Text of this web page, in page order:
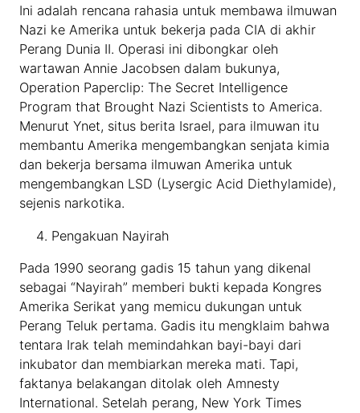
Ini adalah rencana rahasia untuk membawa ilmuwan
Nazi ke Amerika untuk bekerja pada CIA di akhir
Perang Dunia II. Operasi ini dibongkar oleh
wartawan Annie Jacobsen dalam bukunya,
Operation Paperclip: The Secret Intelligence
Program that Brought Nazi Scientists to America.
Menurut Ynet, situs berita Israel, para ilmuwan itu
membantu Amerika mengembangkan senjata kimia
dan bekerja bersama ilmuwan Amerika untuk
mengembangkan LSD (Lysergic Acid Diethylamide),
sejenis narkotika.
Pengakuan Nayirah
Pada 1990 seorang gadis 15 tahun yang dikenal
sebagai “Nayirah” memberi bukti kepada Kongres
Amerika Serikat yang memicu dukungan untuk
Perang Teluk pertama. Gadis itu mengklaim bahwa
tentara Irak telah memindahkan bayi-bayi dari
inkubator dan membiarkan mereka mati. Tapi,
faktanya belakangan ditolak oleh Amnesty
International. Setelah perang, New York Times